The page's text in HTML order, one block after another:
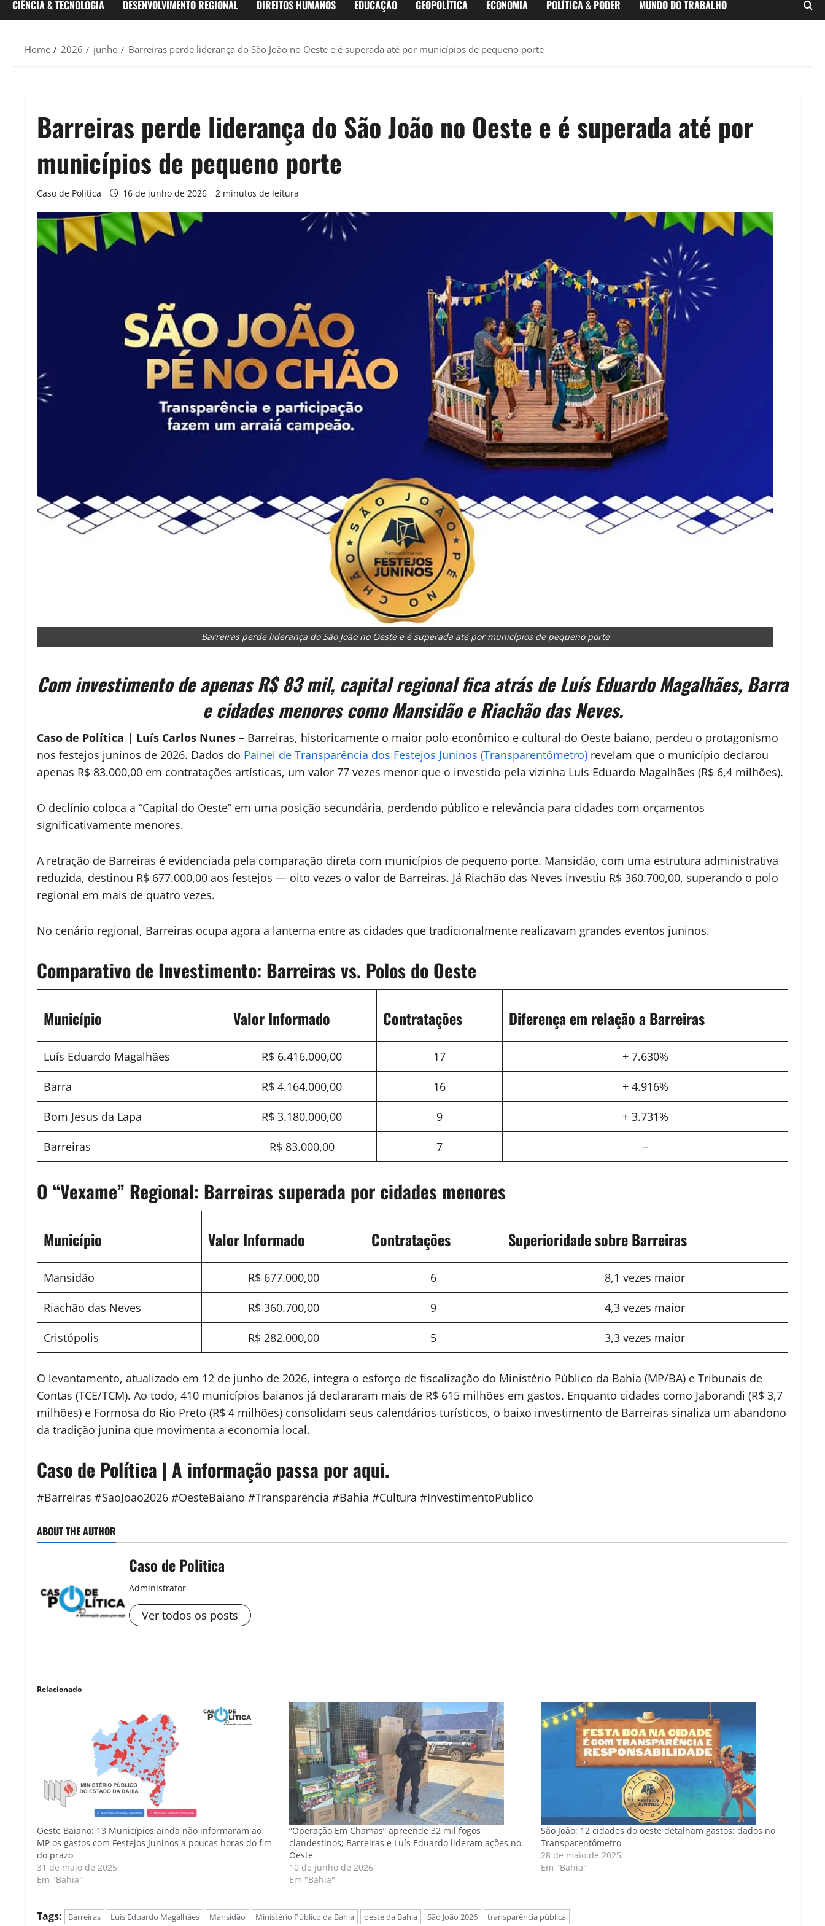
CIÊNCIA & TECNOLOGIA DESENVOLVIMENTO REGIONAL DIREITOS HUMANOS EDUCAÇÃO GEOPOLÍTICA ECONOMIA POLÍTICA & PODER MUNDO DO TRABALHO
Home 2026 junho Barreiras perde liderança do São João no Oeste e é superada até por municípios de pequeno porte
Barreiras perde liderança do São João no Oeste e é superada até por
municípios de pequeno porte
Caso de Politica 16 de junho de 2026 2 minutos de leitura
Barreiras perde liderança do São João no Oeste e é superada até por municípios de pequeno porte
Com investimento de apenas R$ 83 mil, capital regional fica atrás de Luís Eduardo Magalhães, Barra
e cidades menores como Mansidão e Riachão das Neves.
Caso de Política | Luís Carlos Nunes – Barreiras, historicamente o maior polo econômico e cultural do Oeste baiano, perdeu o protagonismo
nos festejos juninos de 2026. Dados do Painel de Transparência dos Festejos Juninos (Transparentômetro) revelam que o município declarou
apenas R$ 83.000,00 em contratações artísticas, um valor 77 vezes menor que o investido pela vizinha Luís Eduardo Magalhães (R$ 6,4 milhões).
O declínio coloca a “Capital do Oeste” em uma posição secundária, perdendo público e relevância para cidades com orçamentos
significativamente menores.
A retração de Barreiras é evidenciada pela comparação direta com municípios de pequeno porte. Mansidão, com uma estrutura administrativa
reduzida, destinou R$ 677.000,00 aos festejos — oito vezes o valor de Barreiras. Já Riachão das Neves investiu R$ 360.700,00, superando o polo
regional em mais de quatro vezes.
No cenário regional, Barreiras ocupa agora a lanterna entre as cidades que tradicionalmente realizavam grandes eventos juninos.
Comparativo de Investimento: Barreiras vs. Polos do Oeste
Município Valor Informado Contratações Diferença em relação a Barreiras
Luís Eduardo Magalhães R$ 6.416.000,00 17 + 7.630%
Barra R$ 4.164.000,00 16 + 4.916%
Bom Jesus da Lapa R$ 3.180.000,00 9 + 3.731%
Barreiras R$ 83.000,00 7 –
O “Vexame” Regional: Barreiras superada por cidades menores
Município Valor Informado Contratações Superioridade sobre Barreiras
Mansidão R$ 677.000,00 6 8,1 vezes maior
Riachão das Neves R$ 360.700,00 9 4,3 vezes maior
Cristópolis R$ 282.000,00 5 3,3 vezes maior
O levantamento, atualizado em 12 de junho de 2026, integra o esforço de fiscalização do Ministério Público da Bahia (MP/BA) e Tribunais de
Contas (TCE/TCM). Ao todo, 410 municípios baianos já declararam mais de R$ 615 milhões em gastos. Enquanto cidades como Jaborandi (R$ 3,7
milhões) e Formosa do Rio Preto (R$ 4 milhões) consolidam seus calendários turísticos, o baixo investimento de Barreiras sinaliza um abandono
da tradição junina que movimenta a economia local.
Caso de Política | A informação passa por aqui.
#Barreiras #SaoJoao2026 #OesteBaiano #Transparencia #Bahia #Cultura #InvestimentoPublico
ABOUT THE AUTHOR
Caso de Politica
Administrator
Ver todos os posts
Relacionado
Oeste Baiano: 13 Municípios ainda não informaram ao
MP os gastos com Festejos Juninos a poucas horas do fim
do prazo
31 de maio de 2025
Em "Bahia"
“Operação Em Chamas” apreende 32 mil fogos
clandestinos; Barreiras e Luís Eduardo lideram ações no
Oeste
10 de junho de 2026
Em "Bahia"
São João: 12 cidades do oeste detalham gastos; dados no
Transparentômetro
28 de maio de 2025
Em "Bahia"
Tags: Barreiras Luís Eduardo Magalhães Mansidão Ministério Público da Bahia oeste da Bahia São João 2026 transparência pública